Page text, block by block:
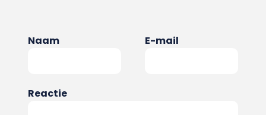
Naam E-mail
Reactie